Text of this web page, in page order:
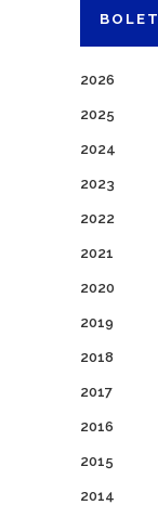
2026
2025
2024
2023
2022
2021
2020
2019
2018
2017
2016
2015
2014